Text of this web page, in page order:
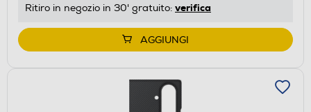
Ritiro in negozio in 30' gratuito: verifica
AGGIUNGI